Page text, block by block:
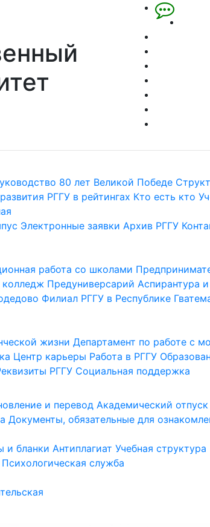
80 лет Великой Победе
РГГУ в рейтингах Кто есть кто
Электронные заявки Архив РГГУ
работа со школами
колледж Предуниверсарий Аспирантура
Филиал РГГУ в Республике
жизни Департамент по работе с
Центр карьеры Работа в РГГУ
РГГУ Социальная поддержка
и перевод Академический отпуск
Документы, обязательные для
и бланки Антиплагиат Учебная структура
Психологическая служба